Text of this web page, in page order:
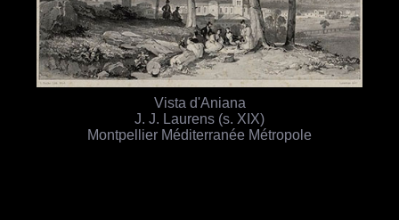
Vista d'Aniana
J. J. Laurens (s. XIX)
Montpellier Méditerranée Métropole